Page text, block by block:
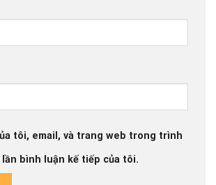
tôi, email, và trang web trong trình
bình luận kế tiếp của tôi.